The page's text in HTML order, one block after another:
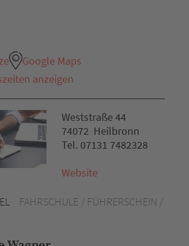
Google Maps
anzeigen
FAHRSCHULE / FÜHRERSCHEIN /
Weststraße 44
74072 Heilbronn
Tel. 07131 7482328
Website